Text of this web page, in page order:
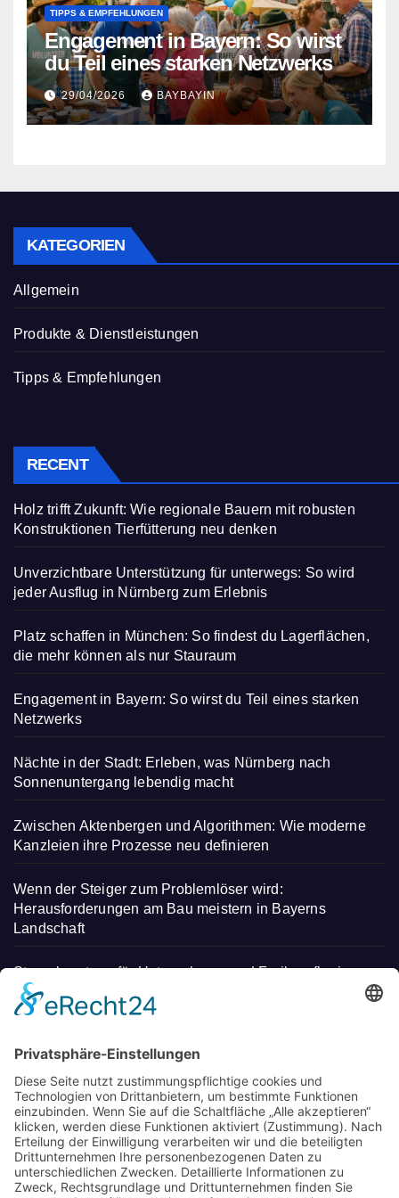
TIPPS & EMPFEHLUNGEN
Engagement in Bayern: So wirst
du Teil eines starken Netzwerks
29/04/2026 BAYBAYIN
KATEGORIEN
Allgemein
Produkte & Dienstleistungen
Tipps & Empfehlungen
RECENT
Holz trifft Zukunft: Wie regionale Bauern mit robusten
Konstruktionen Tierfütterung neu denken
Unverzichtbare Unterstützung für unterwegs: So wird
jeder Ausflug in Nürnberg zum Erlebnis
Platz schaffen in München: So findest du Lagerflächen,
die mehr können als nur Stauraum
Engagement in Bayern: So wirst du Teil eines starken
Netzwerks
Nächte in der Stadt: Erleben, was Nürnberg nach
Sonnenuntergang lebendig macht
Zwischen Aktenbergen und Algorithmen: Wie moderne
Kanzleien ihre Prozesse neu definieren
Wenn der Steiger zum Problemlöser wird:
Herausforderungen am Bau meistern in Bayerns
Landschaft
Steuerberatung für Unternehmen und Freiberufler in
Deggendorf
Energie tanken – Entdecken Sie einen
unverwechselbaren Kurzurlaub
Wo Eltern in München neue Wege gehen: Spielideen,
Betreuung und Begegnungen